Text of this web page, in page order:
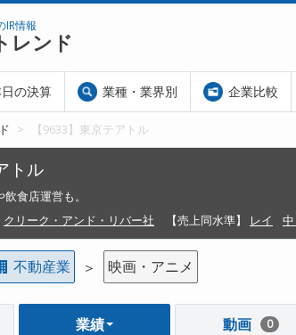
IR情報
レンド
の決算 業種・業界別 企業比較
【9633】東京テアトル
トル
食店運営も。
クリーク・アンド・リバー社 【売上同水準】 レイ
不動産業 ＞ 映画・アニメ
業績 動画 0